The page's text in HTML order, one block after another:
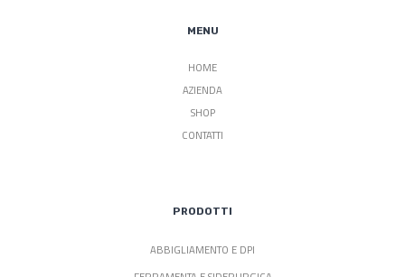
MENU
HOME
AZIENDA
SHOP
CONTATTI
PRODOTTI
ABBIGLIAMENTO E DPI